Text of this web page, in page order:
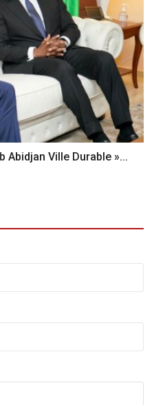
Abidjan Ville Durable »...